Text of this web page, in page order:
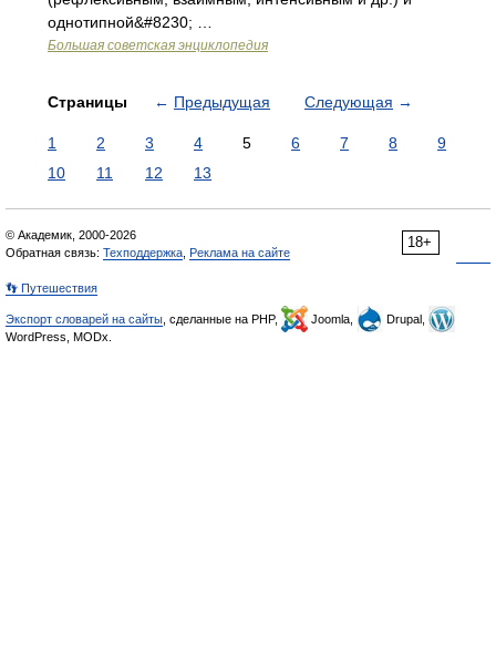
однотипной&#8230; …
Большая советская энциклопедия
Страницы ← Предыдущая Следующая →
1 2 3 4 5 6 7 8
9
10
11 12 13
18+
© Академик, 2000-2026
Обратная связь: Техподдержка Реклама на сайте
👣 Путешествия
Экспорт словарей на сайты , сделанные на PHP, Joomla,
Drupal,
WordPress, MODx.